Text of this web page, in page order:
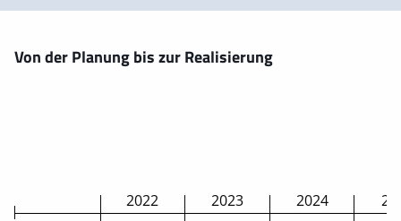
Von der Planung bis zur Realisierung
2022 2023 2024